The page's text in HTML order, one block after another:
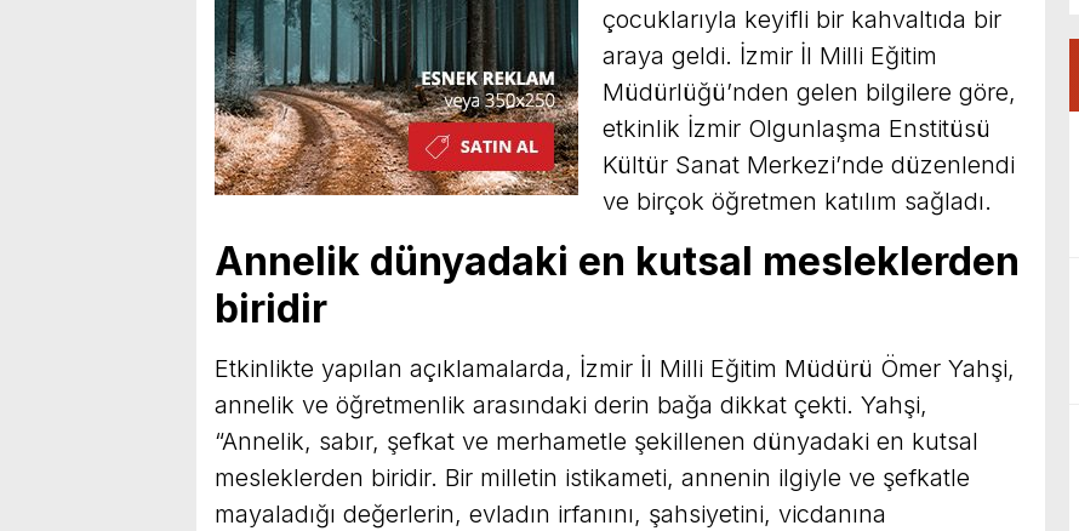
çocuklarıyla keyifli bir kahvaltıda bir
araya geldi. İzmir İl Milli Eğitim
Müdürlüğü’nden gelen bilgilere göre,
etkinlik İzmir Olgunlaşma Enstitüsü
Kültür Sanat Merkezi’nde düzenlendi
ve birçok öğretmen katılım sağladı.
Annelik dünyadaki en kutsal mesleklerden
biridir
Etkinlikte yapılan açıklamalarda, İzmir İl Milli Eğitim Müdürü Ömer Yahşi,
annelik ve öğretmenlik arasındaki derin bağa dikkat çekti. Yahşi,
“Annelik, sabır, şefkat ve merhametle şekillenen dünyadaki en kutsal
mesleklerden biridir. Bir milletin istikameti, annenin ilgiyle ve şefkatle
mayaladığı değerlerin, evladın irfanını, şahsiyetini, vicdanına